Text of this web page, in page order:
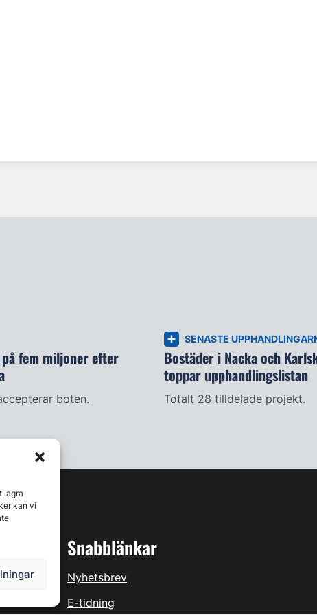
lagra
kan vi
på fem miljoner efter
boten.
SENASTE
Bostäder i Nacka och
toppar upphandlingslistan
Totalt 28 tilldelade projekt.
Snabblänkar
Nyhetsbrev
E-tidning